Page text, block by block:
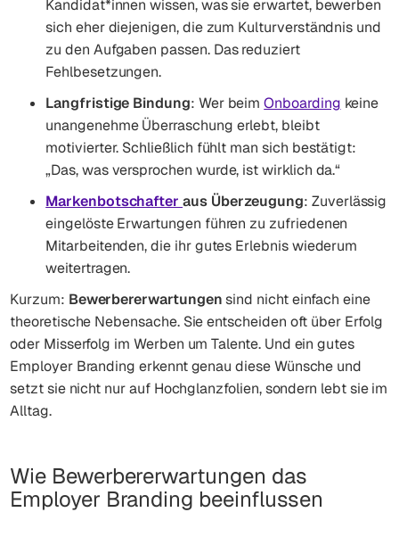
Kandidat*innen wissen, was sie erwartet, bewerben
sich eher diejenigen, die zum Kulturverständnis und
zu den Aufgaben passen. Das reduziert
Fehlbesetzungen.
Langfristige Bindung: Wer beimOnboarding keine
unangenehme Überraschung erlebt, bleibt
motivierter. Schließlich fühlt man sich bestätigt:
„Das, was versprochen wurde, ist wirklich da.“
Markenbotschafteraus Überzeugung: Zuverlässig
eingelöste Erwartungen führen zu zufriedenen
Mitarbeitenden, die ihr gutes Erlebnis wiederum
weitertragen.
Kurzum: Bewerbererwartungensind nicht einfach eine
theoretische Nebensache. Sie entscheiden oft über Erfolg
oder Misserfolg im Werben um Talente. Und ein gutes
Employer Branding erkennt genau diese Wünsche und
setzt sie nicht nur auf Hochglanzfolien, sondern lebt sie im
Alltag.
Wie Bewerbererwartungen das
Employer Branding beeinflussen